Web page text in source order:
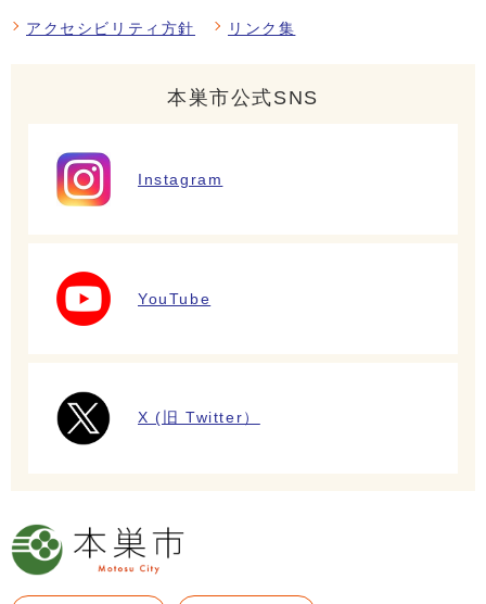
アクセシビリティ方針 リンク集
本巣市公式SNS
Instagram
YouTube
X (旧 Twitter）